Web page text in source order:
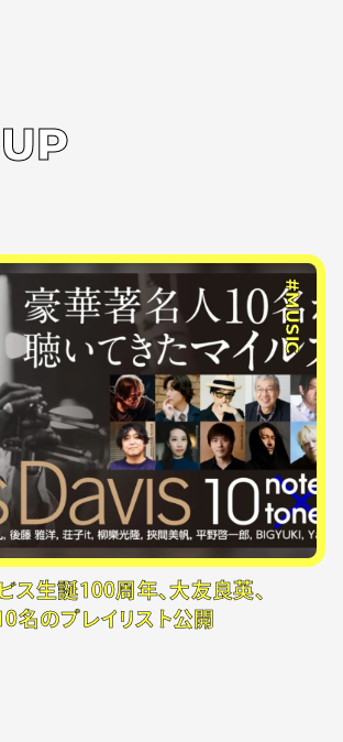
#MUSIC
ス生誕100周年、大友良英、
名のプレイリスト公開